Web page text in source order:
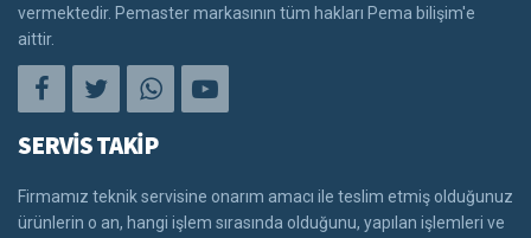
vermektedir. Pemaster markasının tüm hakları Pema bilişim'e
aittir.
SERVİS TAKİP
Firmamız teknik servisine onarım amacı ile teslim etmiş olduğunuz
ürünlerin o an, hangi işlem sırasında olduğunu, yapılan işlemleri ve